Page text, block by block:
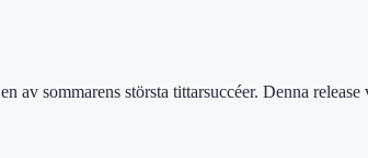
av sommarens största tittarsuccéer. Denna